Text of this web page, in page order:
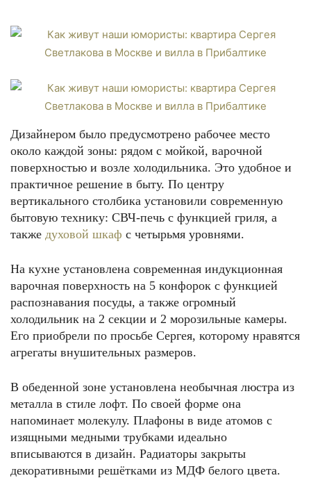
Дизайнером было предусмотрено рабочее место
около каждой зоны: рядом с мойкой, варочной
поверхностью и возле холодильника. Это удобное и
практичное решение в быту. По центру
вертикального столбика установили современную
бытовую технику: СВЧ-печь с функцией гриля, а
также духовой шкаф с четырьмя уровнями.
На кухне установлена современная индукционная
варочная поверхность на 5 конфорок с функцией
распознавания посуды, а также огромный
холодильник на 2 секции и 2 морозильные камеры.
Его приобрели по просьбе Сергея, которому нравятся
агрегаты внушительных размеров.
В обеденной зоне установлена необычная люстра из
металла в стиле лофт. По своей форме она
напоминает молекулу. Плафоны в виде атомов с
изящными медными трубками идеально
вписываются в дизайн. Радиаторы закрыты
декоративными решётками из МДФ белого цвета.